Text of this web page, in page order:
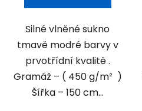
Silné vlněné sukno
tmavě modré barvy v
prvotřídní kvalitě .
Gramáž – ( 450 g/m² )
Šířka – 150 cm...